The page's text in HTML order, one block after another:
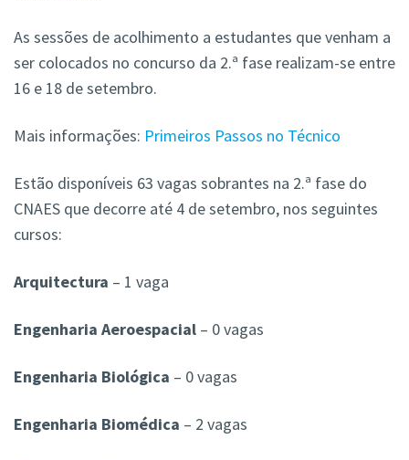
As sessões de acolhimento a estudantes que venham a
ser colocados no concurso da 2.ª fase realizam-se entre
16 e 18 de setembro.
Mais informações: Primeiros Passos no Técnico
Estão disponíveis 63 vagas sobrantes na 2.ª fase do
CNAES que decorre até 4 de setembro, nos seguintes
cursos:
Arquitectura – 1 vaga
Engenharia Aeroespacial – 0 vagas
Engenharia Biológica – 0 vagas
Engenharia Biomédica – 2 vagas